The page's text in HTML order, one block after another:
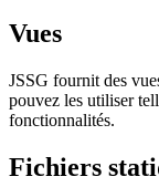
Vues
JSSG fournit des
pouvez les utiliser
fonctionnalités.
Fichiers